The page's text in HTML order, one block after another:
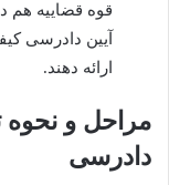
آیین دادرسی
ارائه دهند.
مراحل و نحوه
دادرسی